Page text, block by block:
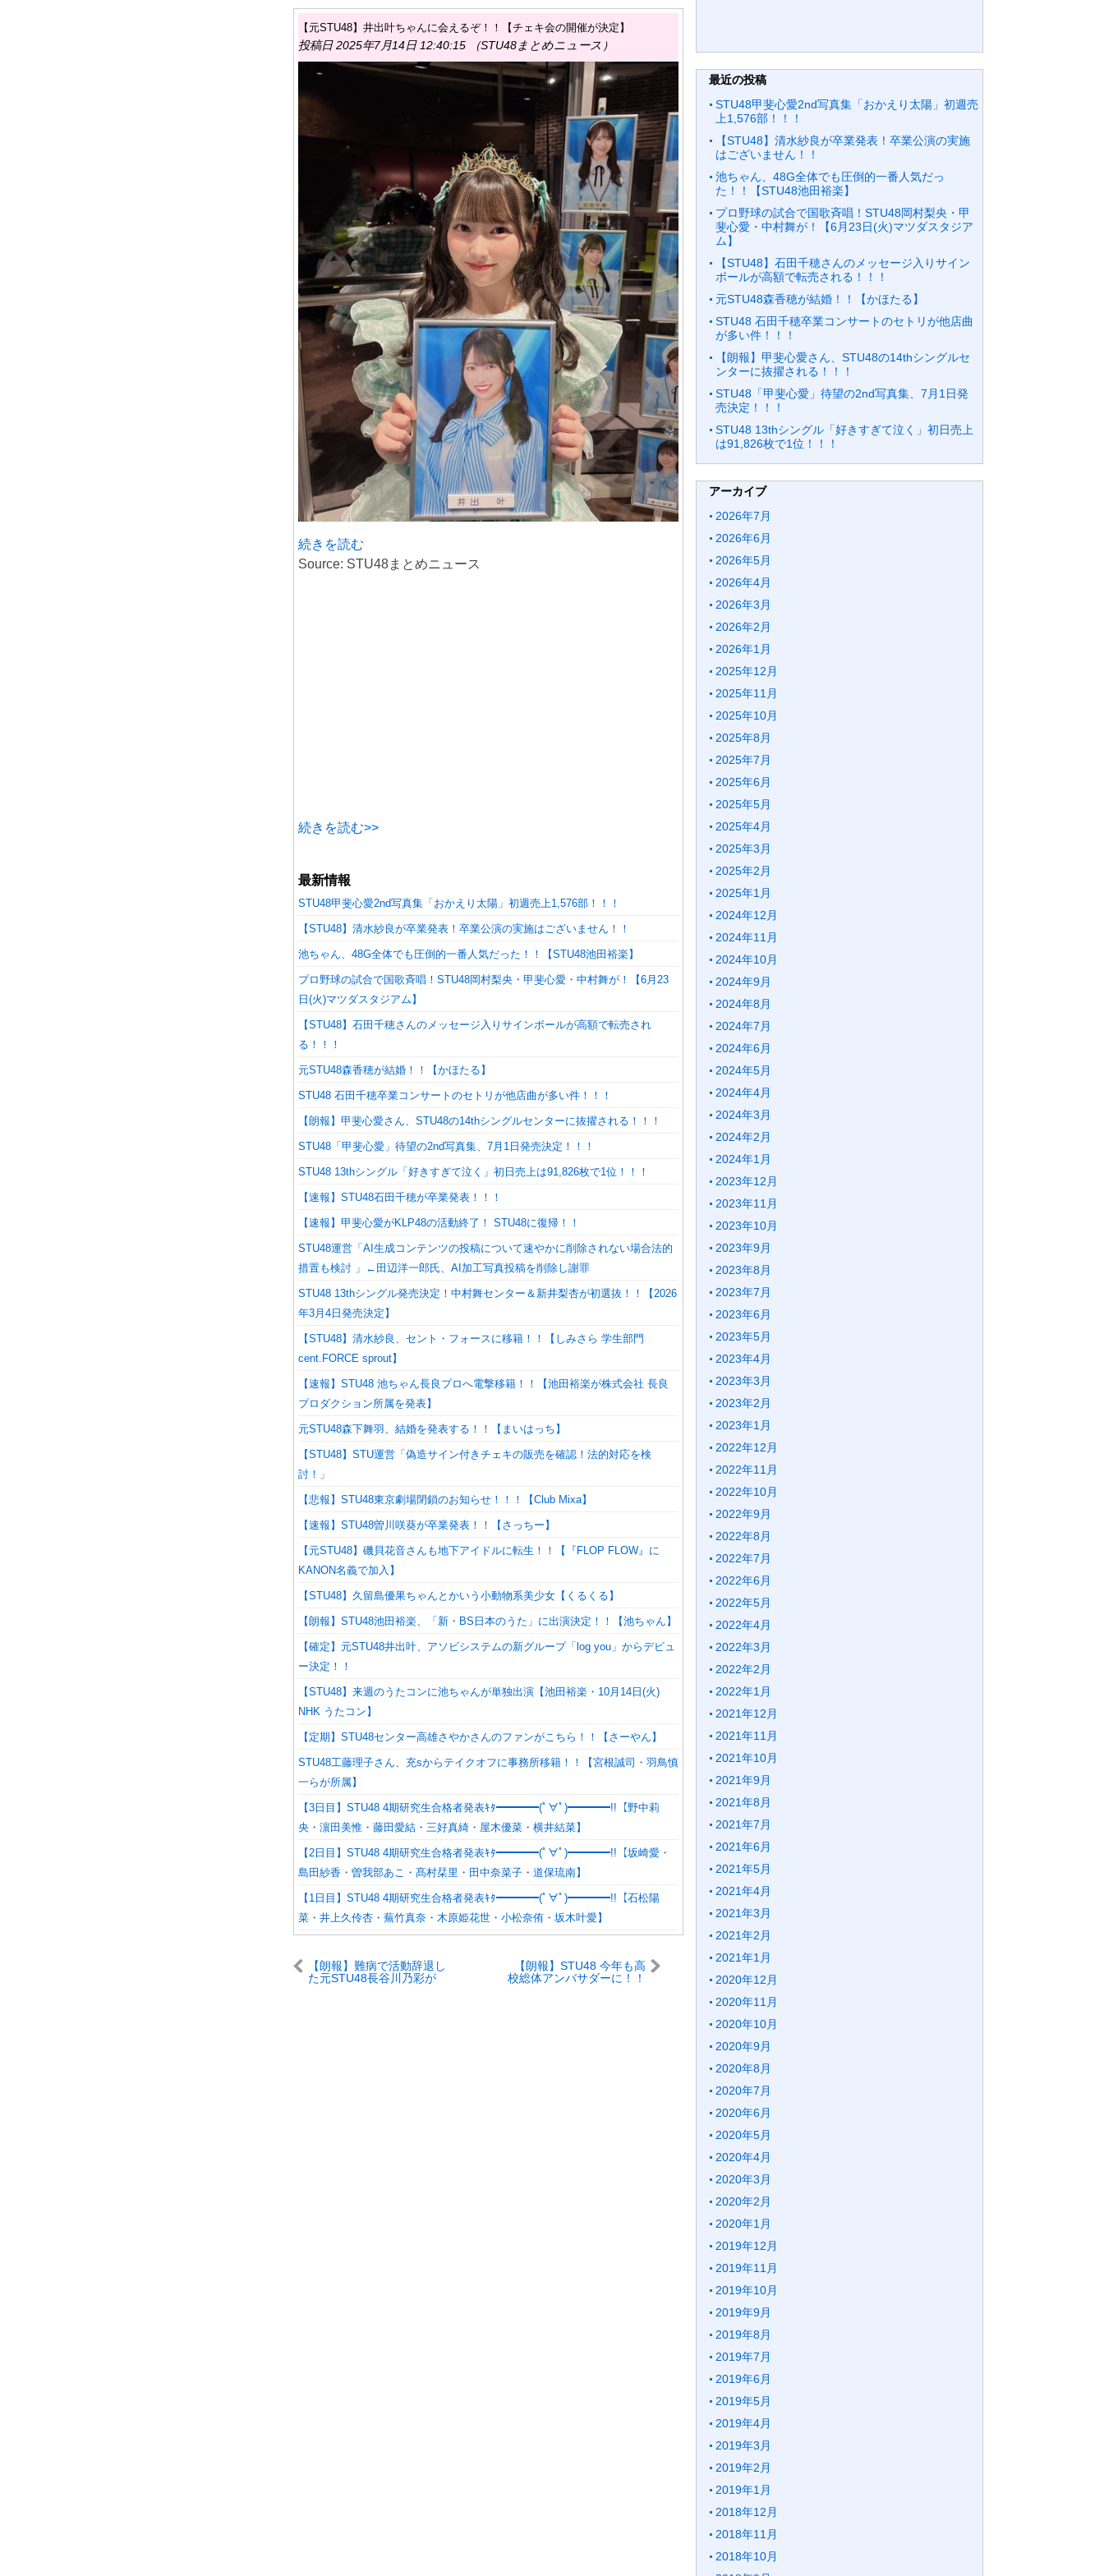
【元STU48】井出叶ちゃんに会えるぞ！！【チェキ会の開催が決定】
投稿日 2025年7月14日 12:40:15 （STU48まとめニュース）
続きを読む
Source: STU48まとめニュース
続きを読む>>
最新情報
STU48甲斐心愛2nd写真集「おかえり太陽」初週売上1,576部！！！
【STU48】清水紗良が卒業発表！卒業公演の実施はございません！！
池ちゃん、48G全体でも圧倒的一番人気だった！！【STU48池田裕楽】
プロ野球の試合で国歌斉唱！STU48岡村梨央・甲斐心愛・中村舞が！【6月23
日(火)マツダスタジアム】
【STU48】石田千穂さんのメッセージ入りサインボールが高額で転売され
る！！！
元STU48森香穂が結婚！！【かほたる】
STU48 石田千穂卒業コンサートのセトリが他店曲が多い件！！！
【朗報】甲斐心愛さん、STU48の14thシングルセンターに抜擢される！！！
STU48「甲斐心愛」待望の2nd写真集、7月1日発売決定！！！
STU48 13thシングル「好きすぎて泣く」初日売上は91,826枚で1位！！！
【速報】STU48石田千穂が卒業発表！！！
【速報】甲斐心愛がKLP48の活動終了！ STU48に復帰！！
STU48運営「AI生成コンテンツの投稿について速やかに削除されない場合法的
措置も検討 」←田辺洋一郎氏、AI加工写真投稿を削除し謝罪
STU48 13thシングル発売決定！中村舞センター＆新井梨杏が初選抜！！【2026
年3月4日発売決定】
【STU48】清水紗良、セント・フォースに移籍！！【しみさら 学生部門
cent.FORCE sprout】
【速報】STU48 池ちゃん長良プロへ電撃移籍！！【池田裕楽が株式会社 長良
プロダクション所属を発表】
元STU48森下舞羽、結婚を発表する！！【まいはっち】
【STU48】STU運営「偽造サイン付きチェキの販売を確認！法的対応を検
討！」
【悲報】STU48東京劇場閉鎖のお知らせ！！！【Club Mixa】
【速報】STU48曽川咲葵が卒業発表！！【さっちー】
【元STU48】磯貝花音さんも地下アイドルに転生！！【『FLOP FLOW』に
KANON名義で加入】
【STU48】久留島優果ちゃんとかいう小動物系美少女【くるくる】
【朗報】STU48池田裕楽、「新・BS日本のうた」に出演決定！！【池ちゃん】
【確定】元STU48井出叶、アソビシステムの新グループ「log you」からデビュ
ー決定！！
【STU48】来週のうたコンに池ちゃんが単独出演【池田裕楽・10月14日(火)
NHK うたコン】
【定期】STU48センター高雄さやかさんのファンがこちら！！【さーやん】
STU48工藤理子さん、充sからテイクオフに事務所移籍！！【宮根誠司・羽鳥慎
一らが所属】
【3日目】STU48 4期研究生合格者発表ｷﾀ━━━━(ﾟ∀ﾟ)━━━━!!【野中莉
央・濵田美惟・藤田愛結・三好真綺・屋木優菜・横井結菜】
【2日目】STU48 4期研究生合格者発表ｷﾀ━━━━(ﾟ∀ﾟ)━━━━!!【坂崎愛・
島田紗香・曽我部あこ・髙村栞里・田中奈菜子・道保琉南】
【1日目】STU48 4期研究生合格者発表ｷﾀ━━━━(ﾟ∀ﾟ)━━━━!!【石松陽
菜・井上久伶杏・蕪竹真奈・木原姫花世・小松奈侑・坂木叶愛】
【朗報】難病で活動辞退し
た元STU48長谷川乃彩が
【朗報】STU48 今年も高
校総体アンバサダーに！！
最近の投稿
STU48甲斐心愛2nd写真集「おかえり太陽」初週売
上1,576部！！！
【STU48】清水紗良が卒業発表！卒業公演の実施
はございません！！
池ちゃん、48G全体でも圧倒的一番人気だっ
た！！【STU48池田裕楽】
プロ野球の試合で国歌斉唱！STU48岡村梨央・甲
斐心愛・中村舞が！【6月23日(火)マツダスタジア
ム】
【STU48】石田千穂さんのメッセージ入りサイン
ボールが高額で転売される！！！
元STU48森香穂が結婚！！【かほたる】
STU48 石田千穂卒業コンサートのセトリが他店曲
が多い件！！！
【朗報】甲斐心愛さん、STU48の14thシングルセ
ンターに抜擢される！！！
STU48「甲斐心愛」待望の2nd写真集、7月1日発
売決定！！！
STU48 13thシングル「好きすぎて泣く」初日売上
は91,826枚で1位！！！
アーカイブ
2026年7月
2026年6月
2026年5月
2026年4月
2026年3月
2026年2月
2026年1月
2025年12月
2025年11月
2025年10月
2025年8月
2025年7月
2025年6月
2025年5月
2025年4月
2025年3月
2025年2月
2025年1月
2024年12月
2024年11月
2024年10月
2024年9月
2024年8月
2024年7月
2024年6月
2024年5月
2024年4月
2024年3月
2024年2月
2024年1月
2023年12月
2023年11月
2023年10月
2023年9月
2023年8月
2023年7月
2023年6月
2023年5月
2023年4月
2023年3月
2023年2月
2023年1月
2022年12月
2022年11月
2022年10月
2022年9月
2022年8月
2022年7月
2022年6月
2022年5月
2022年4月
2022年3月
2022年2月
2022年1月
2021年12月
2021年11月
2021年10月
2021年9月
2021年8月
2021年7月
2021年6月
2021年5月
2021年4月
2021年3月
2021年2月
2021年1月
2020年12月
2020年11月
2020年10月
2020年9月
2020年8月
2020年7月
2020年6月
2020年5月
2020年4月
2020年3月
2020年2月
2020年1月
2019年12月
2019年11月
2019年10月
2019年9月
2019年8月
2019年7月
2019年6月
2019年5月
2019年4月
2019年3月
2019年2月
2019年1月
2018年12月
2018年11月
2018年10月